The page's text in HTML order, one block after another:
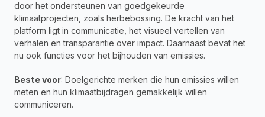
door het ondersteunen van goedgekeurde
klimaatprojecten, zoals herbebossing. De kracht van het
platform ligt in communicatie, het visueel vertellen van
verhalen en transparantie over impact. Daarnaast bevat het
nu ook functies voor het bijhouden van emissies.
Beste voor: Doelgerichte merken die hun emissies willen
meten en hun klimaatbijdragen gemakkelijk willen
communiceren.